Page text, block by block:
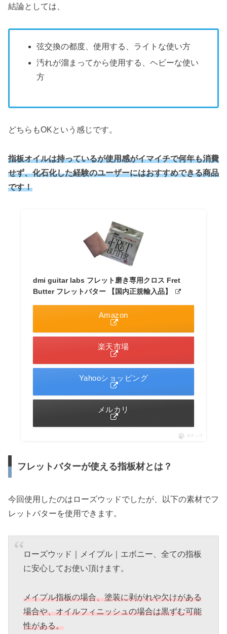
結論としては、
弦交換の都度、使用する、ライトな使い方
汚れが溜まってから使用する、ヘビーな使い
方
どちらもOKという感じです。
指板オイルは持っているが使用感がイマイチで何年も消費
せず、化石化した経験のユーザーにはおすすめできる商品
です！
dmi guitar labs フレット磨き専用クロス Fret
Butter フレットバター 【国内正規輸入品】
Amazon
楽天市場
Yahooショッピング
メルカリ
ポチップ
フレットバターが使える指板材とは？
今回使用したのはローズウッドでしたが、以下の素材でフ
レットバターを使用できます。
ローズウッド｜メイプル｜エボニー、全ての指板
に安心してお使い頂けます。
メイプル指板の場合、塗装に剥がれや欠けがある
場合や、オイルフィニッシュの場合は黒ずむ可能
性がある。